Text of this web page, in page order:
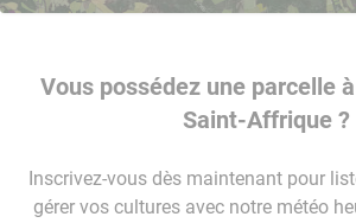
Vous possédez une parcelle
Saint-Affrique ?
Inscrivez-vous dès maintenant pour
gérer vos cultures avec notre météo